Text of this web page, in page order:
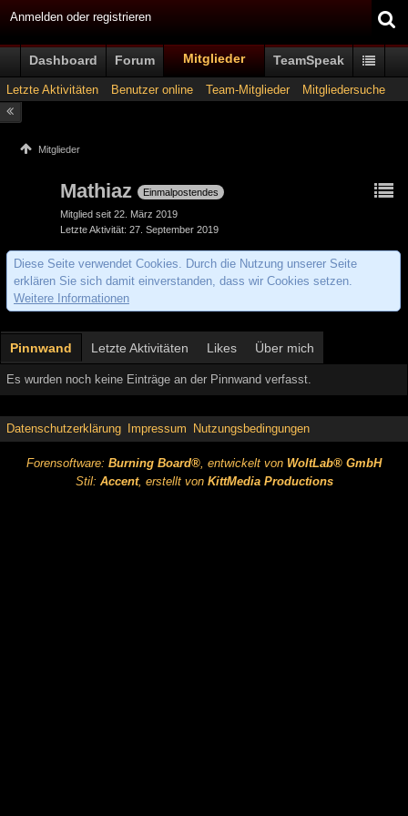
Anmelden oder registrieren
Dashboard Forum Mitglieder TeamSpeak
Letzte Aktivitäten Benutzer online Team-Mitglieder Mitgliedersuche
Mitglieder
Mathiaz
Einmalpostendes
Mitglied seit 22. März 2019
Letzte Aktivität 27. September 2019
Diese Seite verwendet Cookies. Durch die Nutzung unserer Seite
erklären Sie sich damit einverstanden, dass wir Cookies setzen.
Weitere Informationen
Pinnwand Letzte Aktivitäten Likes Über mich
Es wurden noch keine Einträge an der Pinnwand verfasst.
Datenschutzerklärung Impressum Nutzungsbedingungen
Forensoftware: Burning Board®, entwickelt von WoltLab® GmbH
Stil: Accent, erstellt von KittMedia Productions